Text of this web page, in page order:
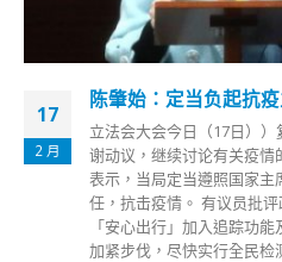
17
2 月
陈肇始：定当负起抗
立法会大会今日（17日）
谢动议，继续讨论有关疫
表示，当局定当遵照国家
任，抗击疫情。 有议员批
「安心出行」加入追踪功
加紧步伐，尽快实行全民检